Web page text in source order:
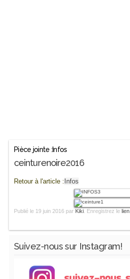
Pièce jointe :Infos
ceinturenoire2016
Retour à l'article :Infos
Publié le 19 juin 2016 par Kiki. Enregistrez le lien.
Suivez-nous sur Instagram!